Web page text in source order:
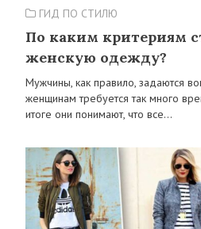
ГИД ПО СТИЛЮ
По каким критериям
женскую одежду?
Мужчины, как правило, задаются
женщинам требуется так много
итоге они понимают, что все…